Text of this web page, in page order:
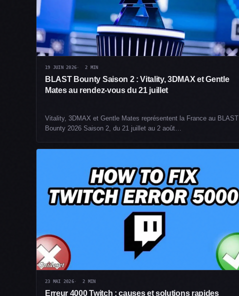
19 JUIN 2026 2 MIN
BLAST Bounty Saison 2 : Vitality, 3DMAX et Gentle
Mates au rendez-vous du 21 juillet
Vitality, 3DMAX et Gentle Mates représentent la France au BLAST
Bounty 2026 Saison 2, du 21 juillet au 2 août…
23 MAI 2026 2 MIN
Erreur 4000 Twitch : causes et solutions rapides